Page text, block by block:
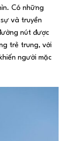
Có những
sự và truyền
nút được
trẻ trung, với
người mặc